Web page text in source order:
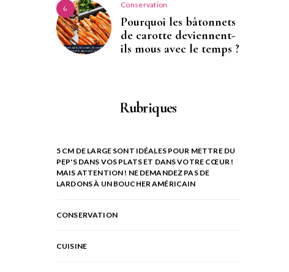
6 Conservation
Pourquoi les bâtonnets
de carotte deviennent-
ils mous avec le temps ?
Rubriques
5 CM DE LARGE SONT IDÉALES POUR METTRE DU
PEP'S DANS VOS PLATS ET DANS VOTRE CŒUR !
MAIS ATTENTION ! NE DEMANDEZ PAS DE
LARDONS À UN BOUCHER AMÉRICAIN
CONSERVATION
CUISINE